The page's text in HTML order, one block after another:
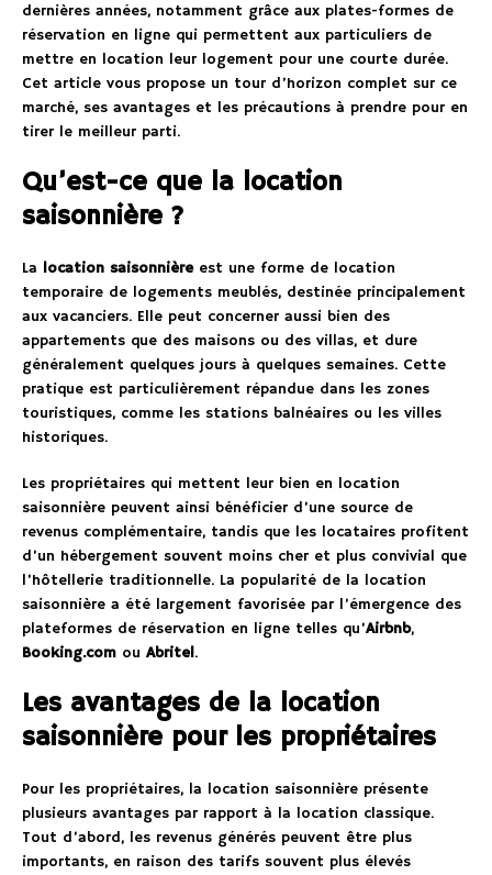
dernières années, notamment grâce aux plates-formes de
réservation en ligne qui permettent aux particuliers de
mettre en location leur logement pour une courte durée.
Cet article vous propose un tour d’horizon complet sur ce
marché, ses avantages et les précautions à prendre pour en
tirer le meilleur parti.
Qu’est-ce que la location
saisonnière ?
La location saisonnièreest une forme de location
temporaire de logements meublés, destinée principalement
aux vacanciers. Elle peut concerner aussi bien des
appartements que des maisons ou des villas, et dure
généralement quelques jours à quelques semaines. Cette
pratique est particulièrement répandue dans les zones
touristiques, comme les stations balnéaires ou les villes
historiques.
Les propriétaires qui mettent leur bien en location
saisonnière peuvent ainsi bénéficier d’une source de
revenus complémentaire, tandis que les locataires profitent
d’un hébergement souvent moins cher et plus convivial que
l’hôtellerie traditionnelle. La popularité de la location
saisonnière a été largement favorisée par l’émergence des
plateformes de réservation en ligne telles qu’Airbnb,
Booking.com ou Abritel.
Les avantages de la location
saisonnière pour les propriétaires
Pour les propriétaires, la location saisonnière présente
plusieurs avantages par rapport à la location classique.
Tout d’abord, les revenus générés peuvent être plus
importants, en raison des tarifs souvent plus élevés